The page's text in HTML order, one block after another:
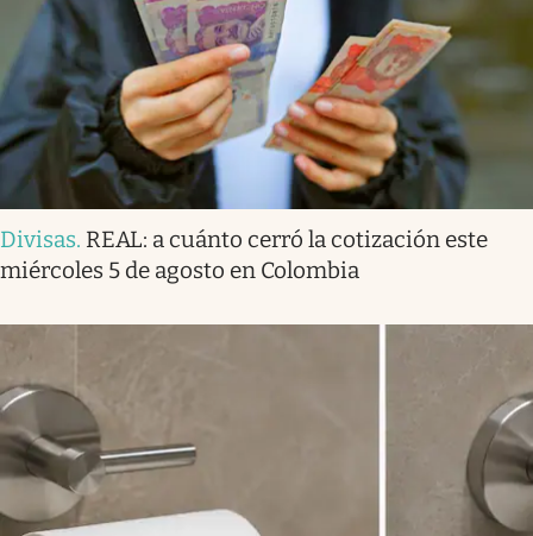
Divisas. REAL: a cuánto cerró la cotización este
miércoles 5 de agosto en Colombia